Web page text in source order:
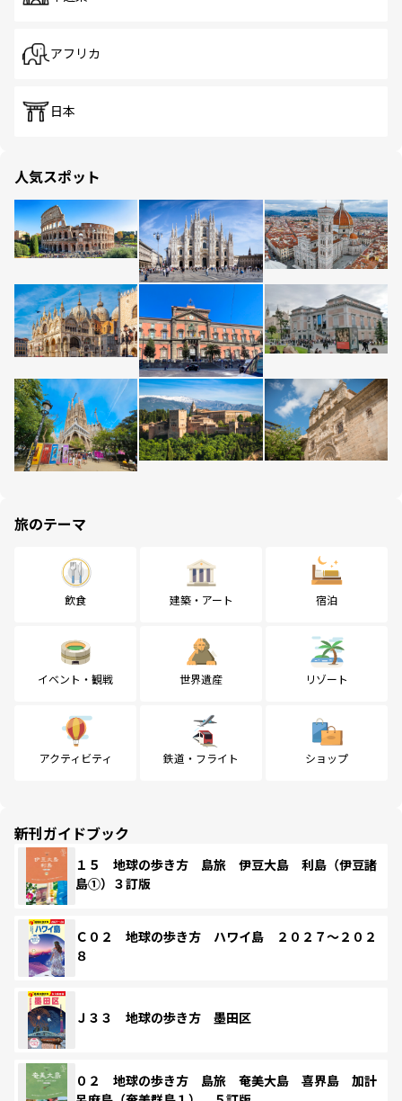
アフリカ
日本
人気スポット
旅のテーマ
飲食 建築・アート 宿泊
イベント・観戦 世界遺産 リゾート
アクティビティ 鉄道・フライト ショップ
新刊ガイドブック
１５ 地球の歩き方 島旅 伊豆大島 利島（伊豆諸
島①）３訂版
Ｃ０２ 地球の歩き方 ハワイ島 ２０２７～２０２
８
Ｊ３３ 地球の歩き方 墨田区
０２ 地球の歩き方 島旅 奄美大島 喜界島 加計